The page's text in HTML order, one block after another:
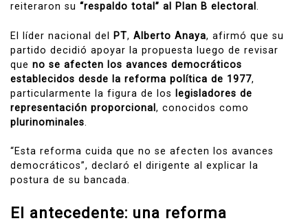
reiteraron su “respaldo total” al Plan B electoral .
El líder nacional del PT, Alberto Anaya, afirmó que su
partido decidió apoyar la propuesta luego de revisar
que no se afecten los avances democráticos
establecidos desde la reforma política de 1977,
particularmente la figura de los
legisladores de
representación proporcional , conocidos como
plurinominales.
“Esta reforma cuida que no se afecten los avances
democráticos”, declaró el dirigente al explicar la
postura de su bancada.
El antecedente: una reforma